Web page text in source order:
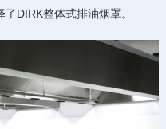
DIRK整体式排油烟罩。